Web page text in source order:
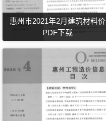
惠州市2021年2月建筑材料价
PDF下载